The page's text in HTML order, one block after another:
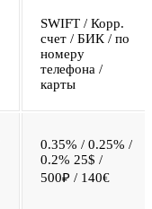
SWIFT / Корр.
счет / БИК / по
номеру
телефона /
карты
0.35% / 0.25% /
0.2% 25$ /
500₽ / 140€